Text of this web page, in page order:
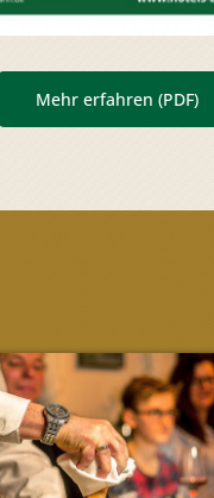
Mehr erfahren (PDF)